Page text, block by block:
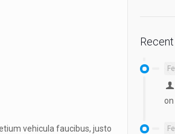
vehicula faucibus, justo
on